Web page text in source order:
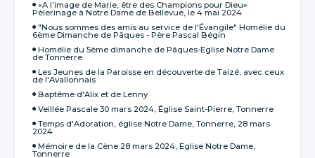
«A l’image de Marie, être des Champions pour Dieu»
Pèlerinage à Notre Dame de Bellevue, le 4 mai 2024
"Nous sommes des amis au service de l'Évangile" Homélie du
6ème Dimanche de Pâques - Père Pascal Bégin
Homélie du 5ème dimanche de Pâques-Eglise Notre Dame
de Tonnerre
Les Jeunes de la Paroisse en découverte de Taizé, avec ceux
de l'Avallonnais
Baptême d'Alix et de Lenny
Veillée Pascale 30 mars 2024, Église Saint-Pierre, Tonnerre
Temps d'Adoration, église Notre Dame, Tonnerre, 28 mars
2024
Mémoire de la Cène 28 mars 2024, Eglise Notre Dame,
Tonnerre